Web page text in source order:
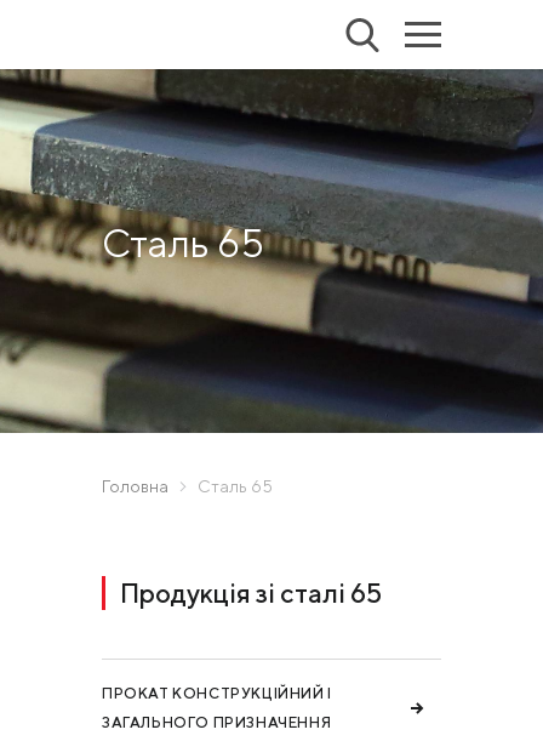
Сталь 65
Головна Сталь 65
Продукція зі сталі 65
ПРОКАТ КОНСТРУКЦІЙНИЙ І
ЗАГАЛЬНОГО ПРИЗНАЧЕННЯ